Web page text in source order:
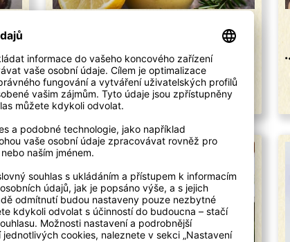
Kurkumové detox smoothie
Připraveno za 5 minut.